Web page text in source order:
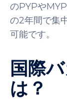
のPYPや
の2年間で集
可能です。
国際
は？